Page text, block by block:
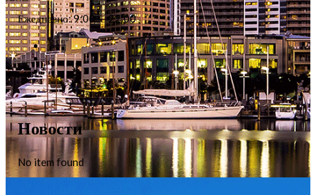
Ежедневно: 9:00 — 22:00
Новости
No item found